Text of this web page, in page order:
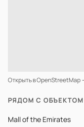
Открыть в OpenStreetMap
РЯДОМ С ОБЪЕКТОМ
Mall of the Emirates